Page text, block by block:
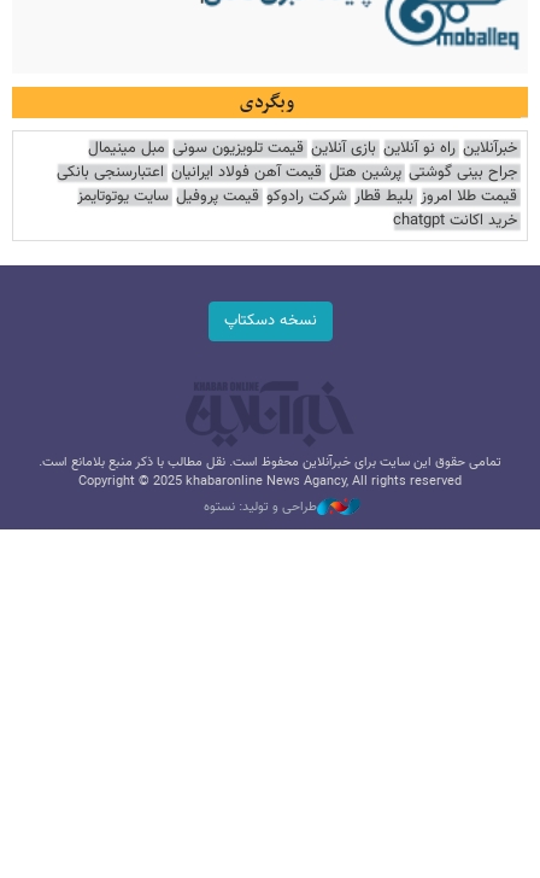
وبگردی
خبرآنلاین راه نو آنلاین بازی آنلاین قیمت تلویزیون سونی مبل مینیمال
جراح بینی گوشتی پرشین هتل قیمت آهن فولاد ایرانیان اعتبارسنجی بانکی
قیمت طلا امروز بلیط قطار شرکت رادوکو قیمت پروفیل سایت یوتوتایمز
خرید اکانت chatgpt
نسخه دسکتاپ
تمامی حقوق این سایت برای خبرآنلاین محفوظ است. نقل مطالب با ذکر منبع بلامانع است.
Copyright © 2025 khabaronline News Agancy, All rights reserved
طراحی و تولید: نستوه